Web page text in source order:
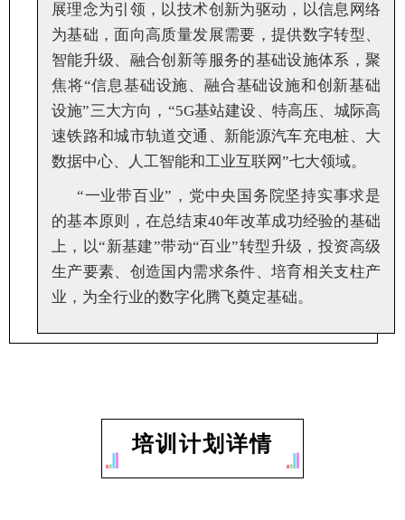
展理念为引领，以技术创新为驱动，以信息网络
为基础，面向高质量发展需要，提供数字转型、
智能升级、融合创新等服务的基础设施体系，聚
焦将“信息基础设施、融合基础设施和创新基础
设施”三大方向，“5G基站建设、特高压、城际高
速铁路和城市轨道交通、新能源汽车充电桩、大
数据中心、人工智能和工业互联网”七大领域。
“一业带百业”，党中央国务院坚持实事求是
的基本原则，在总结束40年改革成功经验的基础
上，以“新基建”带动“百业”转型升级，投资高级
生产要素、创造国内需求条件、培育相关支柱产
业，为全行业的数字化腾飞奠定基础。
培训计划详情